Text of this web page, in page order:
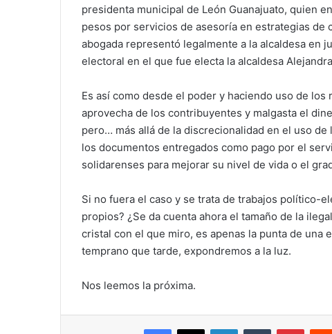
presidenta municipal de León Guanajuato, quien
pesos por servicios de asesoría en estrategias
abogada representó legalmente a la alcaldesa en
electoral en el que fue electa la alcaldesa
Es así como desde el poder y haciendo uso de
aprovecha de los contribuyentes y malgasta el
pero… más allá de la discrecionalidad en el uso
los documentos entregados como pago por el
solidarenses para mejorar su nivel de vida o el
Si no fuera el caso y se trata de trabajos político-
propios? ¿Se da cuenta ahora el tamaño de la
cristal con el que miro, es apenas la punta de una
temprano que tarde, expondremos a la luz.
Nos leemos la próxima.
Facebook
X LinkedInTumblr